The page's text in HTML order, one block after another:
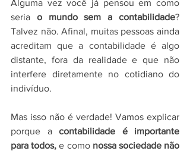
Alguma vez você já pensou em como
seria o mundo sem a contabilidade?
Talvez não. Afinal, muitas pessoas ainda
acreditam que a contabilidade é algo
distante, fora da realidade e que não
interfere diretamente no cotidiano do
indivíduo.
Mas isso não é verdade! Vamos explicar
porque a contabilidade é importante
para todos, e como nossa sociedade não